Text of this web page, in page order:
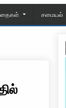
சமையல்